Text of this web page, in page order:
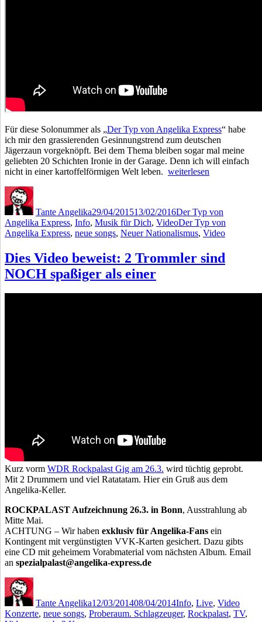
Für diese Solonummer als „Der Typ von Angelika Express“ habe
ich mir den grassierenden Gesinnungstrend zum deutschen
Jägerzaun vorgeknöpft. Bei dem Thema bleiben sogar mal meine
geliebten 20 Schichten Ironie in der Garage. Denn ich will einfach
nicht in einer kartoffelförmigen Welt leben. „Stolz
die
–
Neuer
und
Video
weiterlesen
Autor
Tante Angelika29/04/201513/02/2016Der Typ von
Angelika Express, Info, Musik für Dich, VideoSchlagwörter
Der Typ von
Angelika Express, neue songs, Neuer Nationalismus, Video
Dies Video beweist: 2 Trommler sind
NOCH spaßiger als einer
Kurz vorm WDR Rockpalast Gig am 26.3. wird tüchtig geprobt.
Mit 2 Drummern und viel Ratatatam. Hier ein Gruß aus dem
Angelika-Keller.
ROCKPALAST Aufzeichnung 26.3. in Bonn, Ausstrahlung ab
Mitte Mai.
ACHTUNG – Wir haben exklusiv für Angelika-Fans ein
Kontingent mit vergünstigten VVK-Karten gesichert. Dazu gibts
eine CD mit geheimem Vorabmaterial vom nächsten Album. Email
an spezialpalast@angelika-express.de
Autor
Tante Angelika12/03/201408/04/2014Info, Live, Video
Konzerte, neue songs, Proberaum. Schlagzeuger, Rockpalast, TV,